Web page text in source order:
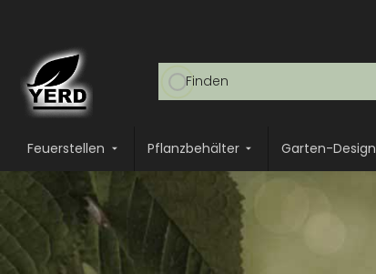
Feuerstellen Pflanzbehälter Garten-Design